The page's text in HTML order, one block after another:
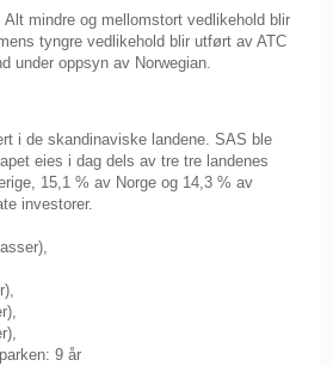
mindre og mellomstort vedlikehold blir
tyngre vedlikehold blir utført av ATC
under oppsyn av Norwegian.
i de skandinaviske landene. SAS ble
eies i dag dels av tre tre landenes
15,1 % av Norge og 14,3 % av
investorer.
9 år